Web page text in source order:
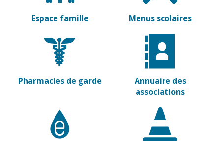
Espace famille Menus scolaires
Pharmacies de garde
Annuaire des
associations